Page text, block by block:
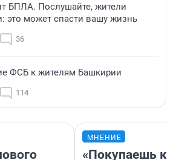
БПЛА. Послушайте, жители
это может спасти вашу жизнь
36
ФСБ к жителям Башкирии
114
МНЕНИЕ
«Покупаешь